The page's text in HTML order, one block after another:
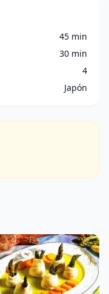
45 min
30 min
4
Japón